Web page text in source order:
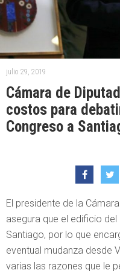
julio 29, 2019
Cámara de
costos para
Congreso a
El presidente de la
asegura que el edificio
Santiago, por lo que
eventual mudanza desde
varias las razones que le